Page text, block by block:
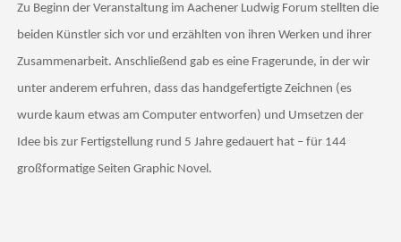
Zu Beginn der Veranstaltung im Aachener Ludwig Forum stellten die
beiden Künstler sich vor und erzählten von ihren Werken und ihrer
Zusammenarbeit. Anschließend gab es eine Fragerunde, in der wir
unter anderem erfuhren, dass das handgefertigte Zeichnen (es
wurde kaum etwas am Computer entworfen) und Umsetzen der
Idee bis zur Fertigstellung rund 5 Jahre gedauert hat – für 144
großformatige Seiten Graphic Novel.